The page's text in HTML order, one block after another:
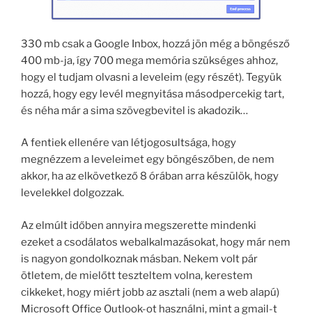
330 mb csak a Google Inbox, hozzá jön még a böngésző
400 mb-ja, így 700 mega memória szükséges ahhoz,
hogy el tudjam olvasni a leveleim (egy részét). Tegyük
hozzá, hogy egy levél megnyitása másodpercekig tart,
és néha már a sima szövegbevitel is akadozik…
A fentiek ellenére van létjogosultsága, hogy
megnézzem a leveleimet egy böngészőben, de nem
akkor, ha az elkövetkező 8 órában arra készülök, hogy
levelekkel dolgozzak.
Az elmúlt időben annyira megszerette mindenki
ezeket a csodálatos webalkalmazásokat, hogy már nem
is nagyon gondolkoznak másban. Nekem volt pár
ötletem, de mielőtt teszteltem volna, kerestem
cikkeket, hogy miért jobb az asztali (nem a web alapú)
Microsoft Office Outlook-ot használni, mint a gmail-t